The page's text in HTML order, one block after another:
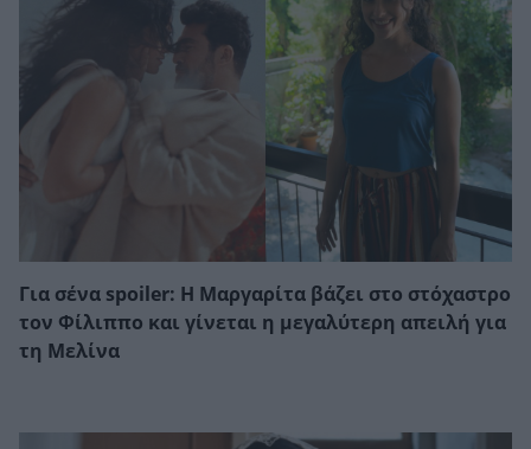
Για σένα spoiler: Η Μαργαρίτα βάζει στο στόχαστρο
τον Φίλιππο και γίνεται η μεγαλύτερη απειλή για
τη Μελίνα